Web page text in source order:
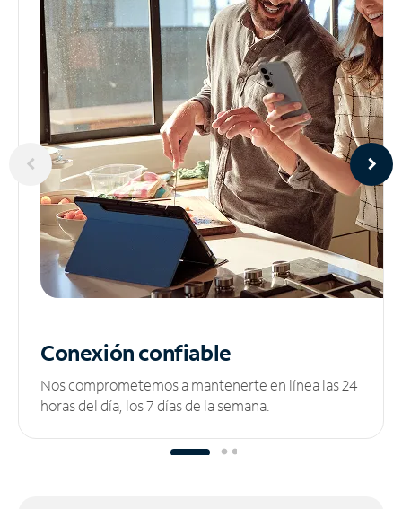
Conexión confiable
Nos comprometemos a mantenerte en línea las 24
horas del día, los 7 días de la semana.